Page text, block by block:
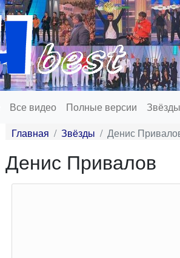
Все видео Полные версии Звёзды
Главная Звёзды Денис
Денис Привалов